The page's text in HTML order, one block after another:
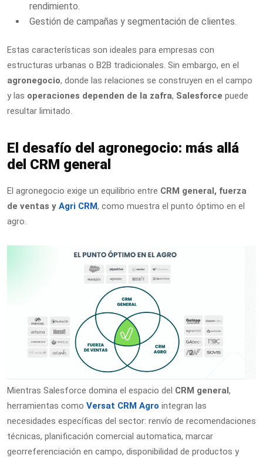
rendimiento.
Gestión de campañas y segmentación de clientes.
Estas características son ideales para empresas con
estructuras urbanas o B2B tradicionales. Sin embargo, en el
agronegocio, donde las relaciones se construyen en el campo
y las operaciones dependen de la zafra, Salesforce puede
resultar limitado.
El desafío del agronegocio: más allá
del CRM general
El agronegocio exige un equilibrio entre CRM general, fuerza
de ventas y Agri CRM, como muestra el punto óptimo en el
agro.
Mientras Salesforce domina el espacio del CRM general,
herramientas como Versat CRM Agro integran las
necesidades específicas del sector: renvío de recomendaciones
técnicas, planificación comercial automatica, marcar
georreferenciación en campo, disponibilidad de productos y